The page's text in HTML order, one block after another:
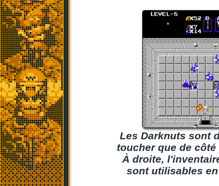
Les Darknuts sont
toucher que de
À droite,
sont utilisables